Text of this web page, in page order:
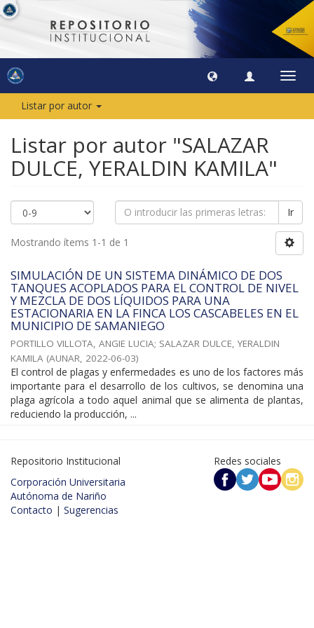
Listar por autor
Listar por autor "SALAZAR
DULCE, YERALDIN KAMILA"
Ir
Mostrando ítems 1-1 de 1
SIMULACIÓN DE UN SISTEMA DINÁMICO DE DOS
TANQUES ACOPLADOS PARA EL CONTROL DE NIVEL
Y MEZCLA DE DOS LÍQUIDOS PARA UNA
ESTACIONARIA EN LA FINCA LOS CASCABELES EN EL
MUNICIPIO DE SAMANIEGO
PORTILLO VILLOTA, ANGIE LUCIA; SALAZAR DULCE, YERALDIN
KAMILA (AUNAR, 2022-06-03)
El control de plagas y enfermedades es uno de los factores más
importante para el desarrollo de los cultivos, se denomina una
plaga agrícola a todo aquel animal que se alimenta de plantas,
reduciendo la producción, ...
Repositorio Institucional
Corporación Universitaria
Autónoma de Nariño
Contacto | Sugerencias
Redes sociales